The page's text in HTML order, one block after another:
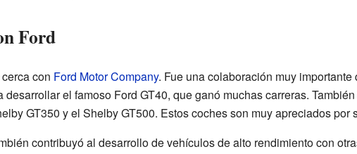
Ford
con Ford Motor Company. Fue una colaboración muy
el famoso Ford GT40, que ganó muchas carreras.
GT350 y el Shelby GT500. Estos coches son muy apreciados por
contribuyó al desarrollo de vehículos de alto rendimiento con